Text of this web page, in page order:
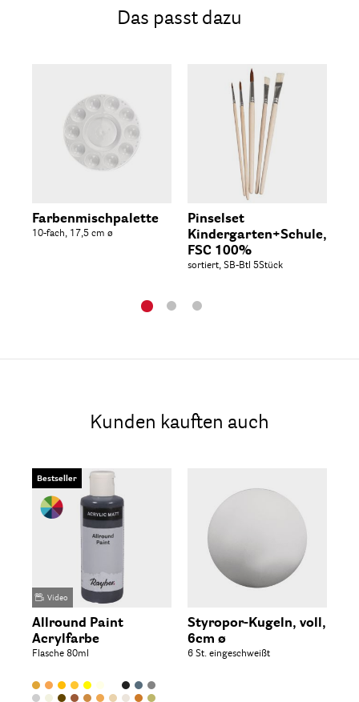
Das passt dazu
Farbenmischpalette
10-fach, 17,5 cm ø
Pinselset
Kindergarten+Schule,
FSC 100%
sortiert, SB-Btl 5Stück
Kunden kauften auch
Bestseller
Video
Allround Paint
Acrylfarbe
Flasche 80ml
Styropor-Kugeln, voll,
6cm ø
6 St. eingeschweißt